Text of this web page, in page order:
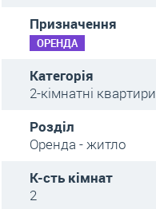
Призначення
ОРЕНДА
Категорія
2-кімнатні квартири
Розділ
Оренда - житло
К-сть кімнат
2